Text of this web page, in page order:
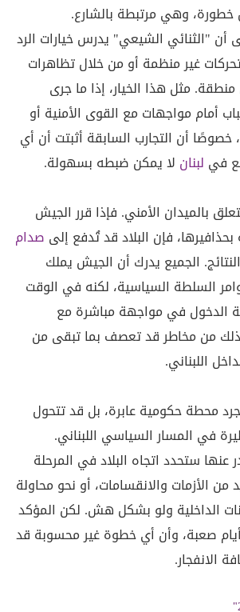
خطورة، وهي مرتبطة بالشارع.
أن "الثنائي الشيعي" يدرس خيارات الرد
غير منظمة أو من خلال تظاهرات
مثل هذا الخيار، إذا ما جرى
أمام مواجهات مع القوى الأمنية أو
خصوصًا أن التجارب السابقة أثبتت أن أي
في لبنان لا يمكن ضبطه بسهولة.
بالميدان الأمني. فإذا قرر الجيش
فإن البلاد قد تُدفع إلى صدام
الجميع يدرك أن الجيش يملك
السلطة السياسية، لكنه في الوقت
الدخول في مواجهة مباشرة مع
ذلك من مخاطر قد تعصف بما تبقى من
اللبناني.
محطة حكومية عابرة، بل قد تتحول
في المسار السياسي اللبناني.
عنها ستحدد اتجاه البلاد في المرحلة
من الأزمات والانقسامات، أو نحو محاولة
الداخلية ولو بشكل هش. لكن المؤكد
صعبة، وأن أي خطوة غير محسوبة قد
الانفجار.